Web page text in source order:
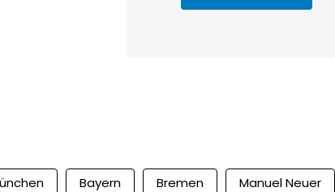
Bayern Bremen Manuel Neuer